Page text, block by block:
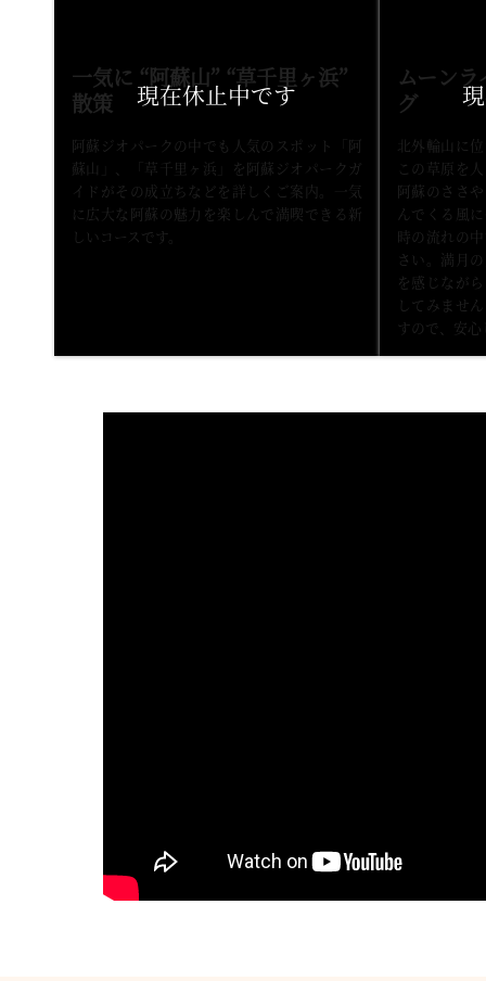
一気に “阿蘇山” “草千里ヶ浜”
散策
阿蘇ジオパークの中でも人気のスポット「阿
蘇山」、「草千里ヶ浜」を阿蘇ジオパークガ
イドがその成立ちなどを詳しくご案内。一気
に広大な阿蘇の魅力を楽しんで満喫できる新
しいコースです。
ムーン
グ
北外輪山に
この草原を
阿蘇のささ
んでくる風
時の流れの
さい。満月
を感じなが
してみませ
すので、安